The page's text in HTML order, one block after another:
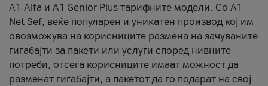
А1 Alfa и A1 Senior Plus тарифните модели. Со A1
Net Sef, веќе популарен и уникатен производ кој им
овозможува на корисниците размена на зачуваните
гигабајти за пакети или услуги според нивните
потреби, отсега корисниците имаат можност да
разменат гигабајти, а пакетот да го подарат на свој